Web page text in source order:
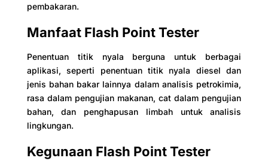
pembakaran.
Manfaat Flash Point Tester
Penentuan titik nyala berguna untuk berbagai
aplikasi, seperti penentuan titik nyala diesel dan
jenis bahan bakar lainnya dalam analisis petrokimia,
rasa dalam pengujian makanan, cat dalam pengujian
bahan, dan penghapusan limbah untuk analisis
lingkungan.
Kegunaan Flash Point Tester